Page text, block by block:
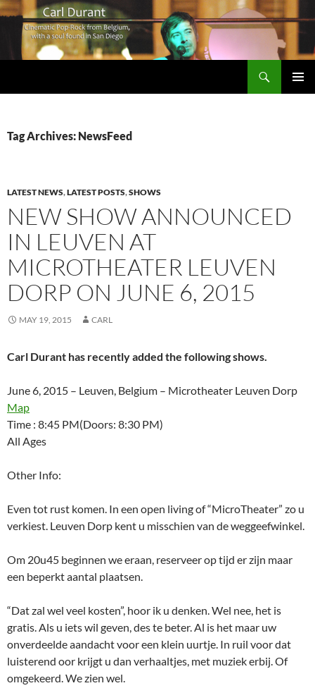
Tag Archives: NewsFeed
LATEST NEWS,LATEST POSTS,SHOWS
NEW SHOW ANNOUNCED
IN LEUVEN AT
MICROTHEATER LEUVEN
DORP ON JUNE 6, 2015
MAY 19, 2015 CARL
Carl Durant has recently added the following shows.
June 6, 2015 – Leuven, Belgium – Microtheater Leuven Dorp
Map
Time : 8:45 PM(Doors: 8:30 PM)
All Ages
Other Info:
Even tot rust komen. In een open living of “MicroTheater” zo u
verkiest. Leuven Dorp kent u misschien van de weggeefwinkel.
Om 20u45 beginnen we eraan, reserveer op tijd er zijn maar
een beperkt aantal plaatsen.
“Dat zal wel veel kosten”, hoor ik u denken. Wel nee, het is
gratis. Als u iets wil geven, des te beter. Al is het maar uw
onverdeelde aandacht voor een klein uurtje. In ruil voor dat
luisterend oor krijgt u dan verhaaltjes, met muziek erbij. Of
omgekeerd. We zien wel.